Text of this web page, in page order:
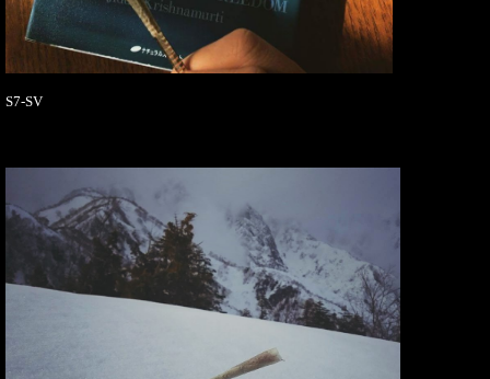
S7-SV